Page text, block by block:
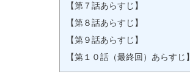
【第７話あらすじ】
【第８話あらすじ】
【第９話あらすじ】
【第１０話（最終回）あらすじ】